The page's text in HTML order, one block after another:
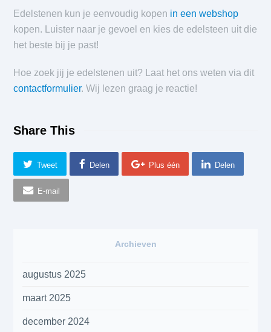
Edelstenen kun je eenvoudig kopen in een webshop
kopen. Luister naar je gevoel en kies de edelsteen uit die
het beste bij je past!
Hoe zoek jij je edelstenen uit? Laat het ons weten via dit
contactformulier. Wij lezen graag je reactie!
Share This
Tweet Delen Plus één Delen
E-mail
Archieven
augustus 2025
maart 2025
december 2024